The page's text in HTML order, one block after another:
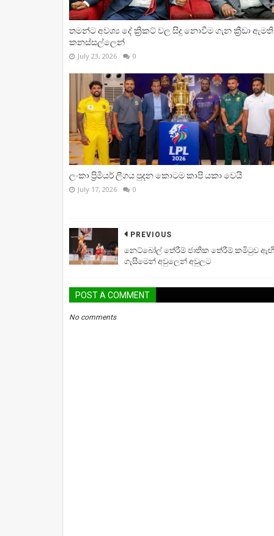
තමන්ට අවශ්‍ය දේ ක්‍රිකට් වල සිදු නොවීම ගැන ක්‍රීඩා ඇමති
කනස්සල්ලෙන්
July 23, 2026 0
ලංකා ප්‍රිමියර් ලීගය පුදන කොටම කාපි යකා වෙයි
July 17, 2026 0
PREVIOUS
නෙට්බෝල් තේරීම් ජාතික තේරීම් කමිටුව
ගැසීමෙන් අවුලෙන් අවුලට
POST A COMMENT
No comments